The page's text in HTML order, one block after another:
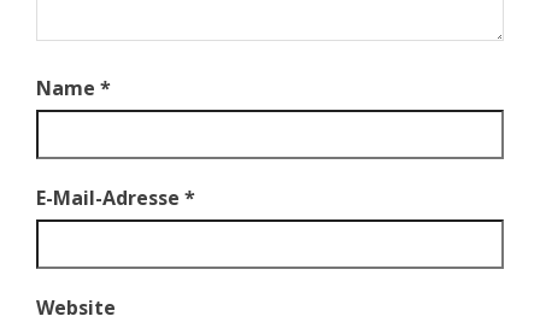
Name *
E-Mail-Adresse *
Website